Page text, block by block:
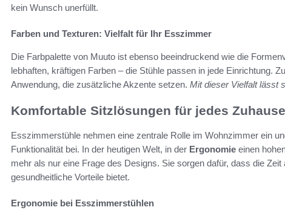
kein Wunsch unerfüllt.
Farben und Texturen: Vielfalt für Ihr Esszimmer
Die Farbpalette von Muuto ist ebenso beeindruckend wie die
lebhaften, kräftigen Farben – die Stühle passen in jede Einrichtung.
Anwendung, die zusätzliche Akzente setzen. Mit dieser Vielfalt lässt
Komfortable Sitzlösungen für jedes Zuhause
Esszimmerstühle nehmen eine zentrale Rolle im Wohnzimmer ein
Funktionalität bei. In der heutigen Welt, in der Ergonomie einen
mehr als nur eine Frage des Designs. Sie sorgen dafür, dass die
gesundheitliche Vorteile bietet.
Ergonomie bei Esszimmerstühlen